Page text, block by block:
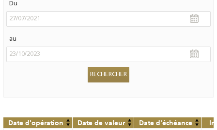
Du
au
Date d'opération Date de valeur Date d'échéance